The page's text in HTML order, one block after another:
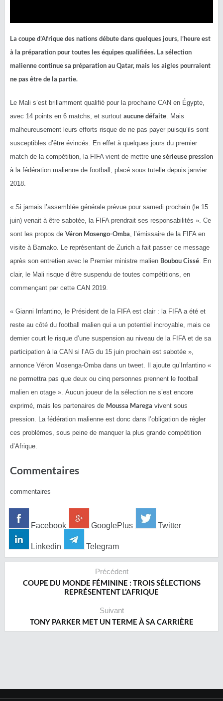
La coupe d’Afrique des nations débute dans quelques jours, l’heure est
à la préparation pour toutes les équipes qualifiées. La sélection
malienne continue sa préparation au Qatar, mais les aigles pourraient
ne pas être de la partie.
Le Mali s’est brillamment qualifié pour la prochaine CAN en Égypte,
avec 14 points en 6 matchs, et surtout aucune défaite. Mais
malheureusement leurs efforts risque de ne pas payer puisqu’ils sont
susceptibles d’être évincés. En effet à quelques jours du premier
match de la compétition, la FIFA vient de mettre une sérieuse pression
à la fédération malienne de football, placé sous tutelle depuis janvier
2018.
« Si jamais l’assemblée générale prévue pour samedi prochain (le 15
juin) venait à être sabotée, la FIFA prendrait ses responsabilités ». Ce
sont les propos de Véron Mosengo-Omba, l’émissaire de la FIFA en
visite à Bamako. Le représentant de Zurich a fait passer ce message
après son entretien avec le Premier ministre malien BoubouCissé. En
clair, le Mali risque d’être suspendu de toutes compétitions, en
commençant par cette CAN 2019.
« Gianni Infantino, le Président de la FIFA est clair : laFIFA a été et
reste au côté du football malien qui a un potentiel incroyable, mais ce
dernier court le risque d’une suspension au niveau de la FIFA et de sa
participation à la CAN si l’AG du 15 juin prochain est sabotée »,
annonce Véron Mosenga-Ombadans un tweet. Il ajoute qu’ Infantino «
ne permettra pas que deux ou cinq personnes prennent le football
malien en otage ». Aucun joueur de la sélection ne s’est encore
exprimé, mais les partenaires de Moussa Marega vivent sous
pression. La fédération malienne est donc dans l’obligation de régler
ces problèmes, sous peine de manquer la plus grande compétition
d’Afrique.
Commentaires
commentaires
Facebook GooglePlus Twitter
Linkedin Telegram
Précédent
COUPE DU MONDE FÉMININE : TROIS SÉLECTIONS
REPRÉSENTENT L’AFRIQUE
Suivant
TONY PARKER MET UN TERME À SA CARRIÈRE